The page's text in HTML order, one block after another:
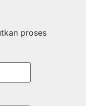
proses